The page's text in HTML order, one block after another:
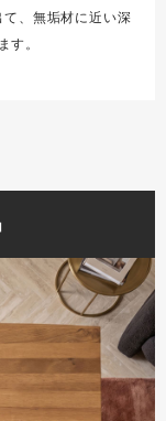
、無垢材に近い深
す。